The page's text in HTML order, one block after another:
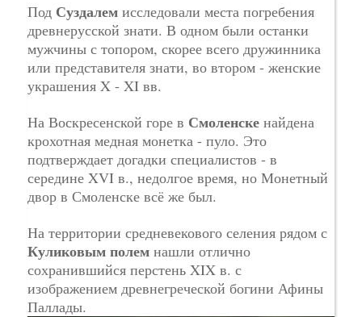
Под Суздалем исследовали места погребения
древнерусской знати. В одном были останки
мужчины с топором, скорее всего дружинника
или представителя знати, во втором - женские
украшения X - XI вв.
На Воскресенской горе в Смоленске найдена
крохотная медная монетка - пуло. Это
подтверждает догадки специалистов - в
середине XVI в., недолгое время, но Монетный
двор в Смоленске всё же был.
На территории средневекового селения рядом с
Куликовым полем нашли отлично
сохранившийся перстень XIX в. с
изображением древнегреческой богини Афины
Паллады.